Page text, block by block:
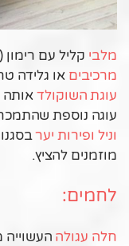
מלבי קליל עם
מרכיבים או גלידה
עוגת השוקולדאותה
עוגה נוספת
וניל ופירות יער
מוזמנים להציץ.
לחמים:
חלה עגולה